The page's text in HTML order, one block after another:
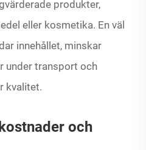
produkter,
eller kosmetika. En väl
innehållet, minskar
under transport och
kvalitet.
och